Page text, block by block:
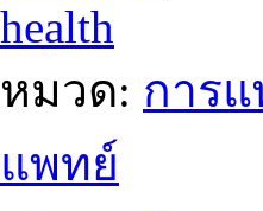
health
หมวด: การ
แพทย์